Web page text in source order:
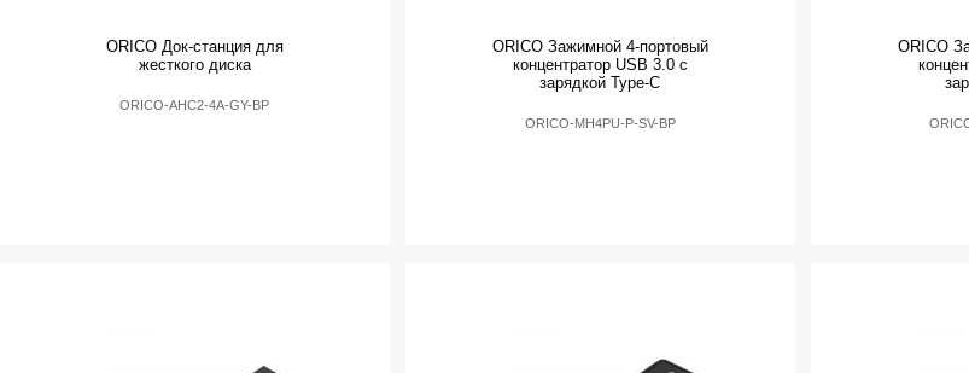
ORICO Док-станция для
жесткого диска
ORICO-AHC2-4A-GY-BP
ORICO Зажимной 4-портовый
концентратор USB 3.0 с
зарядкой Type-C
ORICO-MH4PU-P-SV-BP
ORICO